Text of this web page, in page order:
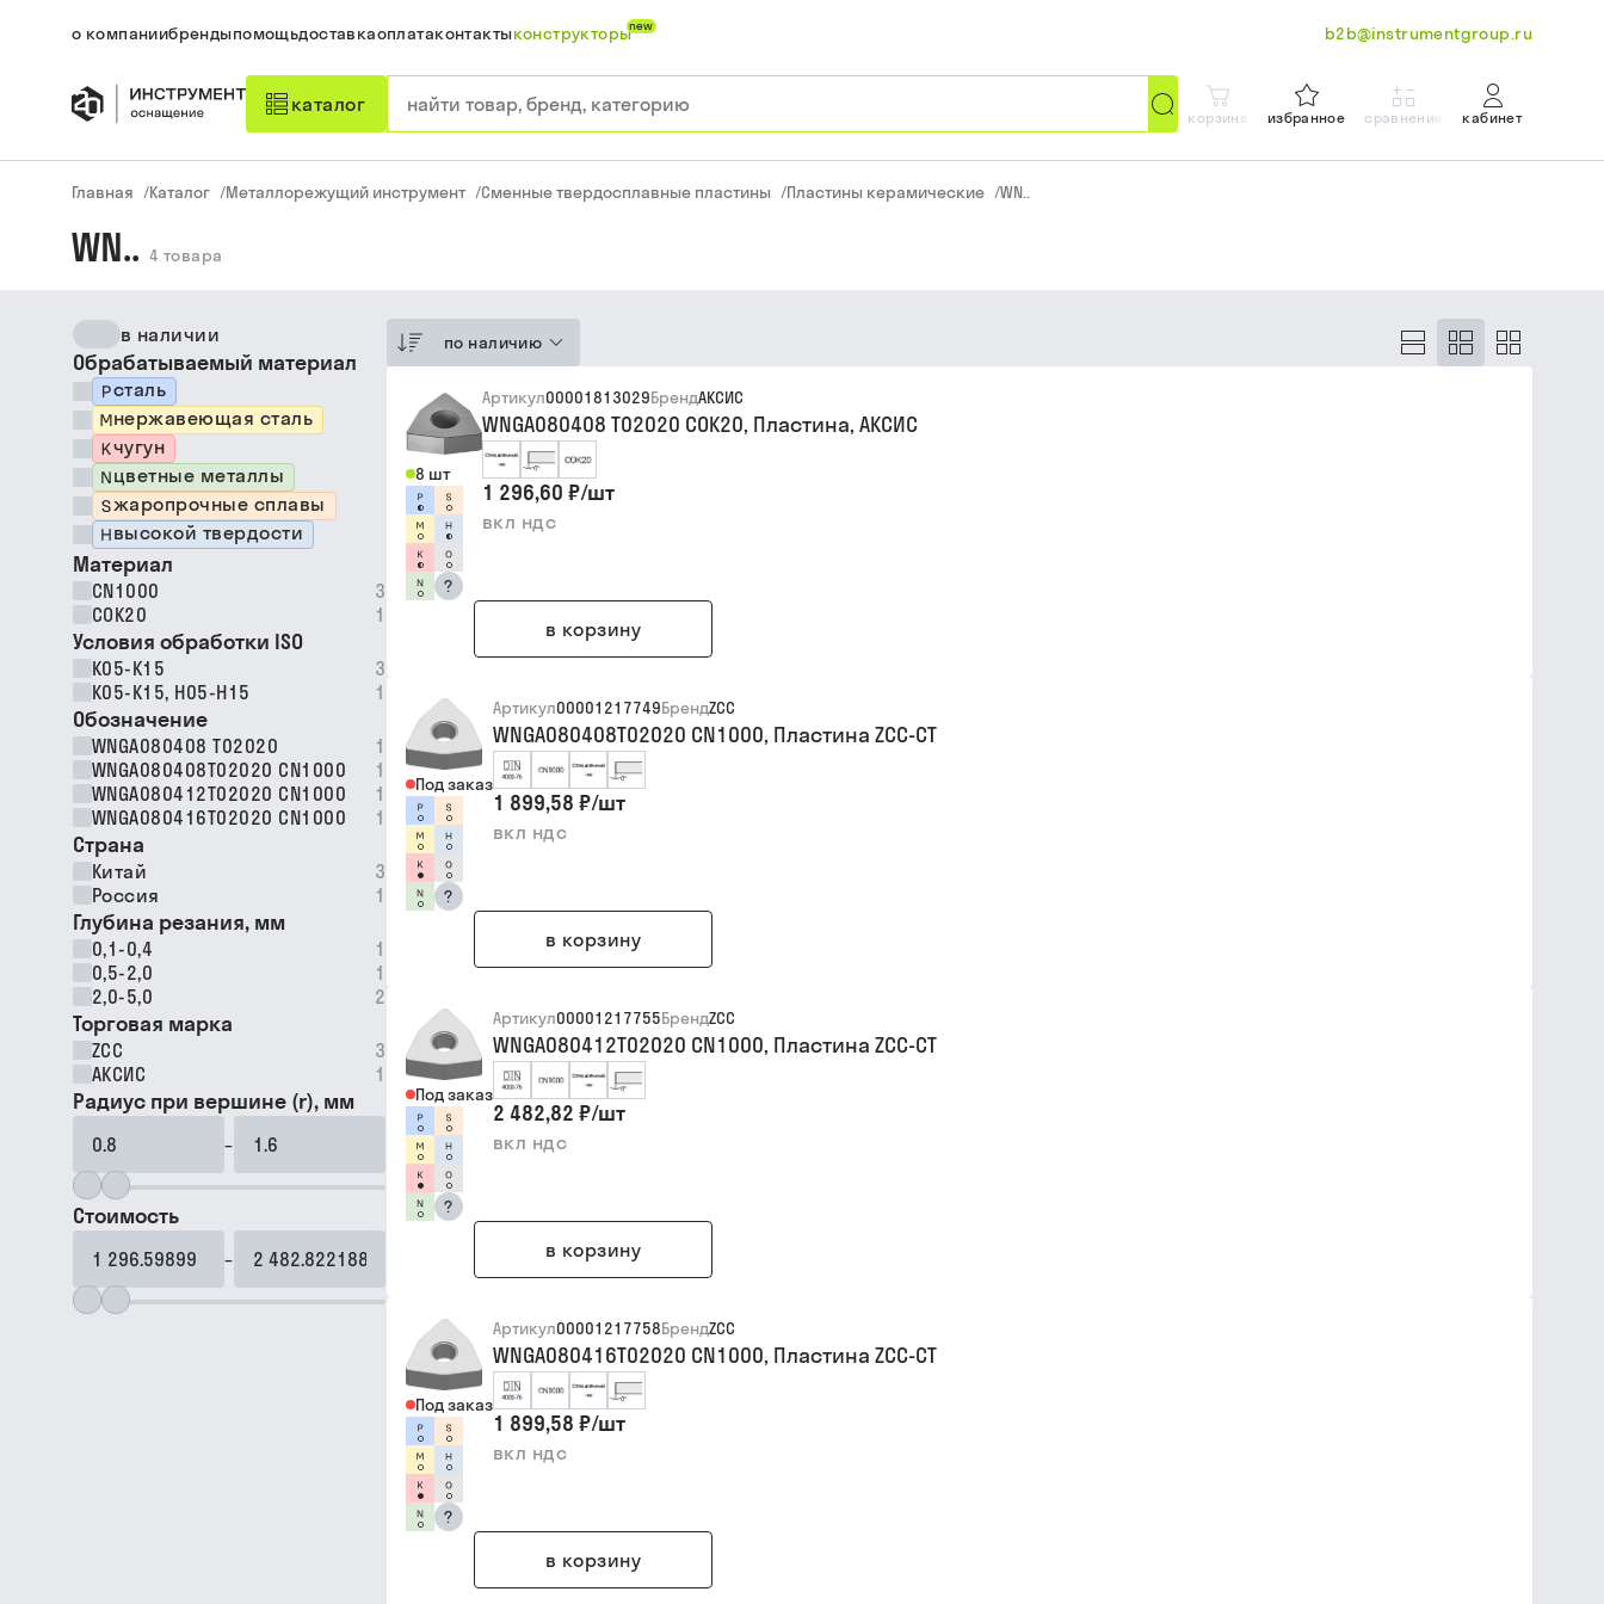
о компаниибрендыпомощьдоставкаоплатаконтактыконструкторыnew b2b@instrumentgroup.ru
каталог
корзина избранное сравнение кабинет
Главная /Каталог /Металлорежущий инструмент /Сменные твердосплавные пластины /Пластины керамические /WN..
WN.. 4 товара
в наличии
Обрабатываемый материал
сталь
нержавеющая сталь
чугун
цветные металлы
жаропрочные сплавы
высокой твердости
Материал
CN1000
3
COK20
1
Условия обработки ISO
K05-K15
3
K05-K15, H05-H15
1
Обозначение
WNGA080408 T02020
1
WNGA080408T02020 CN1000
1
WNGA080412T02020 CN1000
1
WNGA080416T02020 CN1000
1
Страна
Китай
3
Россия
1
Глубина резания, мм
0,1-0,4
1
0,5-2,0
1
2,0-5,0
2
Торговая марка
ZCC
3
АКСИС
1
Радиус при вершине (r), мм
–
Стоимость
–
по наличию
8 шт
?
Артикул00001813029БрендАКСИС
WNGA080408 T02020 COK20, Пластина, АКСИС
1 296,60 ₽/шт
вкл ндс
в корзину
Под заказ
?
Артикул00001217749БрендZCC
WNGA080408T02020 CN1000, Пластина ZCC-CT
1 899,58 ₽/шт
вкл ндс
в корзину
Под заказ
?
Артикул00001217755БрендZCC
WNGA080412T02020 CN1000, Пластина ZCC-CT
2 482,82 ₽/шт
вкл ндс
в корзину
Под заказ
?
Артикул00001217758БрендZCC
WNGA080416T02020 CN1000, Пластина ZCC-CT
1 899,58 ₽/шт
вкл ндс
в корзину